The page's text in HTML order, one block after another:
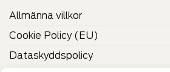
Allmänna villkor
Cookie Policy (EU)
Dataskyddspolicy